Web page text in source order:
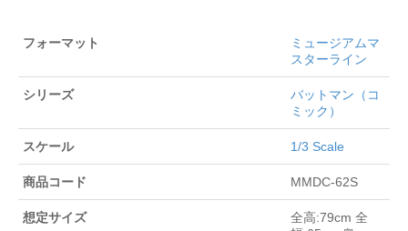
フォーマット
ミュージアムマ
スターライン
シリーズ
バットマン（コ
ミック）
スケール 1/3 Scale
商品コード MMDC-62S
想定サイズ
全高:79cm 全